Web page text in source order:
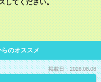
してください。
のオススメ
掲載日：2026.08.08